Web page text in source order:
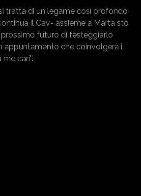
tratta di un legame così profondo
il Cav- assieme a Marta sto
futuro di festeggiarlo
appuntamento che coinvolgerà i
me cari''.